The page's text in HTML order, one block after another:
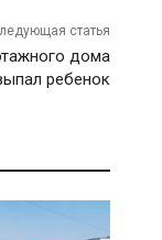
статья
дома
ребенок